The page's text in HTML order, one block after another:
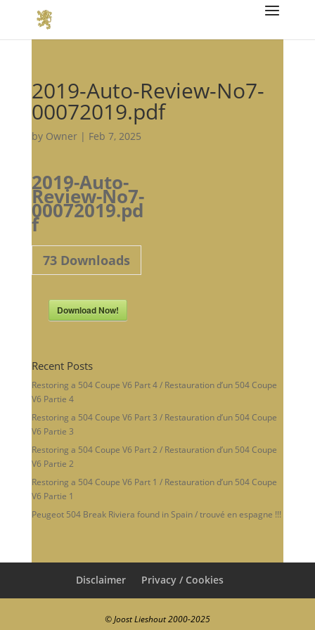
2019-Auto-Review-No7-
00072019.pdf
by Owner| Feb 7, 2025
2019-Auto-
Review-No7-
00072019.pd
f
73Downloads
Download Now!
Recent Posts
Restoring a 504 Coupe V6 Part 4 / Restauration d’un 504 Coupe
V6 Partie 4
Restoring a 504 Coupe V6 Part 3 / Restauration d’un 504 Coupe
V6 Partie 3
Restoring a 504 Coupe V6 Part 2 / Restauration d’un 504 Coupe
V6 Partie 2
Restoring a 504 Coupe V6 Part 1 / Restauration d’un 504 Coupe
V6 Partie 1
Peugeot 504 Break Riviera found in Spain / trouvé en espagne !!!
Disclaimer Privacy / Cookies
© Joost Lieshout 2000-2025